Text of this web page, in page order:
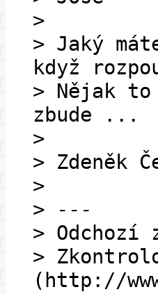
>
> Jaký
když
> Nějak to
zbude ...
>
> Zdeněk
>
> ---
> Odchozí
>
(http://